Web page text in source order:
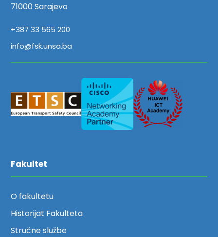
71000 Sarajevo
+387 33 565 200
info@fsk.unsa.ba
Fakultet
O fakultetu
Historijat Fakulteta
Stručne službe